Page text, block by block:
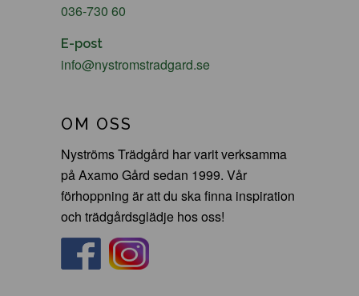
036-730 60
E-post
info@nystromstradgard.se
OM OSS
Nyströms Trädgård har varit verksamma
på Axamo Gård sedan 1999. Vår
förhoppning är att du ska finna inspiration
och trädgårdsglädje hos oss!